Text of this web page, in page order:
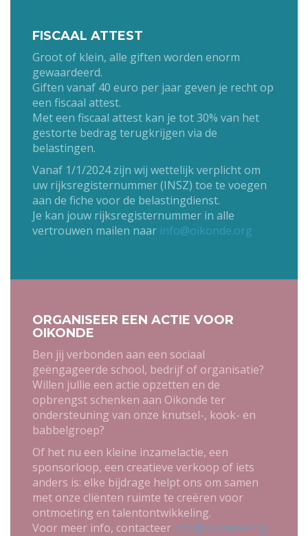
FISCAAL ATTEST
Groot of klein, alle giften worden enorm
gewaardeerd.
Giften vanaf 40 euro per jaar geven je recht op
een fiscaal attest.
Met een fiscaal attest kan je tot 30% van het
gestorte bedrag terugkrijgen via de
belastingen.
Vanaf 1/1/2024 zijn wij wettelijk verplicht om
uw rijksregisternummer (INSZ) toe te voegen
aan de fiche voor de belastingdienst.
Je kan jouw rijksregisternummer in alle
vertrouwen mailen naar info@oikonde.org
ORGANISEER EEN ACTIE VOOR
OIKONDE
Ben jij verbonden aan een sociaal
geëngageerde school, bedrijf of organisatie?
Willen jullie een actie opzetten en de
opbrengst schenken aan Oikonde ter
ondersteuning van onze knutsel-, kook- en
babbelgroep?
Of het nu een kleine inzamelactie, een
sponsorloop, een creatieve verkoop of iets
anders is: elke bijdrage helpt ons om samen
met onze cliënten ruimte te creëren voor
ontmoeting en talentontwikkeling.
Voor meer info, contacteer info@oikonde.org